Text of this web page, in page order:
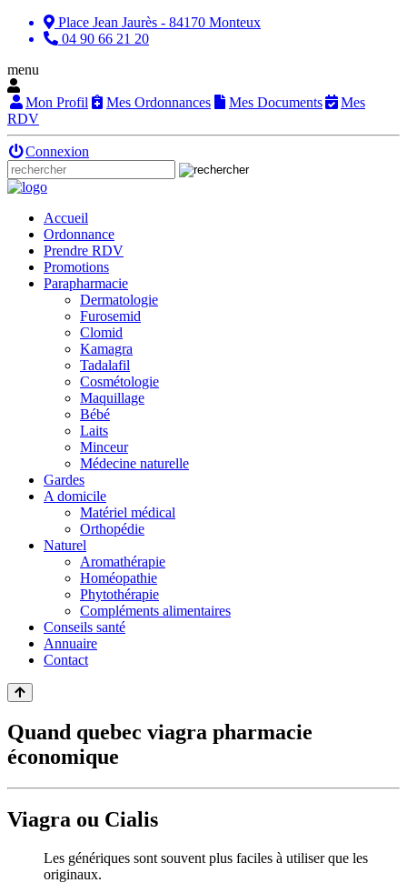
Place Jean Jaurès - 84170 Monteux
04 90 66 21 20
menu
Mon Profil Mes Ordonnances Mes Documents
Mes
RDV
Connexion
Accueil
Ordonnance
Prendre RDV
Promotions
Parapharmacie
Dermatologie
Furosemid
Clomid
Kamagra
Tadalafil
Cosmétologie
Maquillage
Bébé
Laits
Minceur
Médecine naturelle
Gardes
A domicile
Matériel médical
Orthopédie
Naturel
Aromathérapie
Homéopathie
Phytothérapie
Compléments alimentaires
Conseils santé
Annuaire
Contact
Quand quebec viagra pharmacie
économique
Viagra ou Cialis
Les génériques sont souvent plus faciles à utiliser que les
originaux.